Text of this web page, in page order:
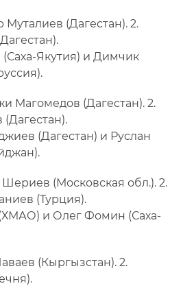
Муталиев (Дагестан). 2.
Якутия) и Димчик
Магомедов (Дагестан). 2.
(Дагестан) и Руслан
Шериев (Московская обл.). 2.
(Турция).
и Олег Фомин (Саха-
(Кыргызстан). 2.